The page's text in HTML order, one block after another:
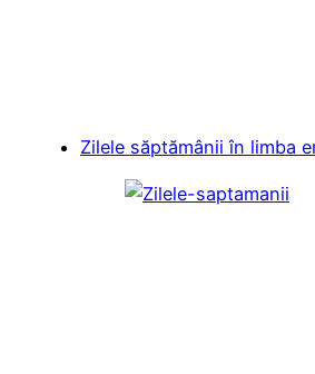
Zilele săptămânii în limba